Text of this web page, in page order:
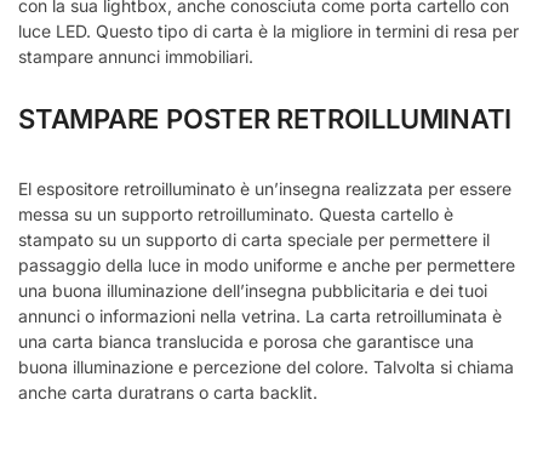
con la sua lightbox, anche conosciuta come porta cartello con
luce LED. Questo tipo di carta è la migliore in termini di resa per
stampare annunci immobiliari.
STAMPARE POSTER RETROILLUMINATI
El espositore retroilluminato è un’insegna realizzata per essere
messa su un supporto retroilluminato. Questa cartello è
stampato su un supporto di carta speciale per permettere il
passaggio della luce in modo uniforme e anche per permettere
una buona illuminazione dell’insegna pubblicitaria e dei tuoi
annunci o informazioni nella vetrina. La carta retroilluminata è
una carta bianca translucida e porosa che garantisce una
buona illuminazione e percezione del colore. Talvolta si chiama
anche carta duratrans o carta backlit.